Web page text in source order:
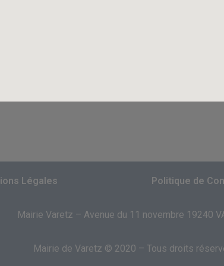
Légales Politique de
Mairie Varetz – Avenue du 11 novembre 19240
Mairie de Varetz © 2020 – Tous droits